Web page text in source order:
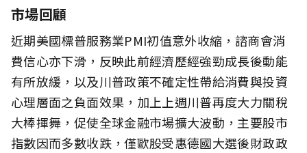
市場回顧
近期美國標普服務業PMI初值意外收縮，諮商會消
費信心亦下滑，反映此前經濟歷經強勁成長後動能
有所放緩，以及川普政策不確定性帶給消費與投資
心理層面之負面效果，加上上週川普再度大力關稅
大棒揮舞，促使全球金融市場擴大波動，主要股市
指數因而多數收跌，僅歐股受惠德國大選後財政政